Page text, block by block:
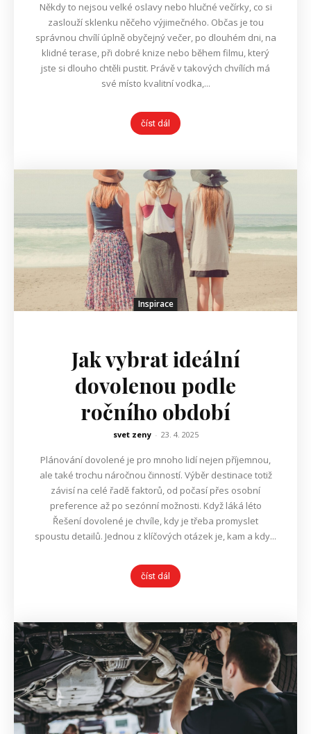
Někdy to nejsou velké oslavy nebo hlučné večírky, co si
zaslouží sklenku něčeho výjimečného. Občas je tou
správnou chvílí úplně obyčejný večer, po dlouhém dni, na
klidné terase, při dobré knize nebo během filmu, který
jste si dlouho chtěli pustit. Právě v takových chvílích má
své místo kvalitní vodka,...
číst dál
Inspirace
Jak vybrat ideální
dovolenou podle
ročního období
svet zeny - 23. 4. 2025
Plánování dovolené je pro mnoho lidí nejen příjemnou,
ale také trochu náročnou činností. Výběr destinace totiž
závisí na celé řadě faktorů, od počasí přes osobní
preference až po sezónní možnosti. Když láká léto
Řešení dovolené je chvíle, kdy je třeba promyslet
spoustu detailů. Jednou z klíčových otázek je, kam a kdy...
číst dál